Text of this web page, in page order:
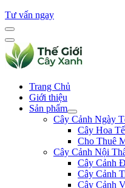
Tư vấn ngay
Trang Chủ
Giới thiệu
Sản phẩm
Cây Cảnh Ngày
Cây Hoa
Cho Thuê
Cây Cảnh Nội
Cây Cảnh
Cây Cảnh
Cây Cảnh